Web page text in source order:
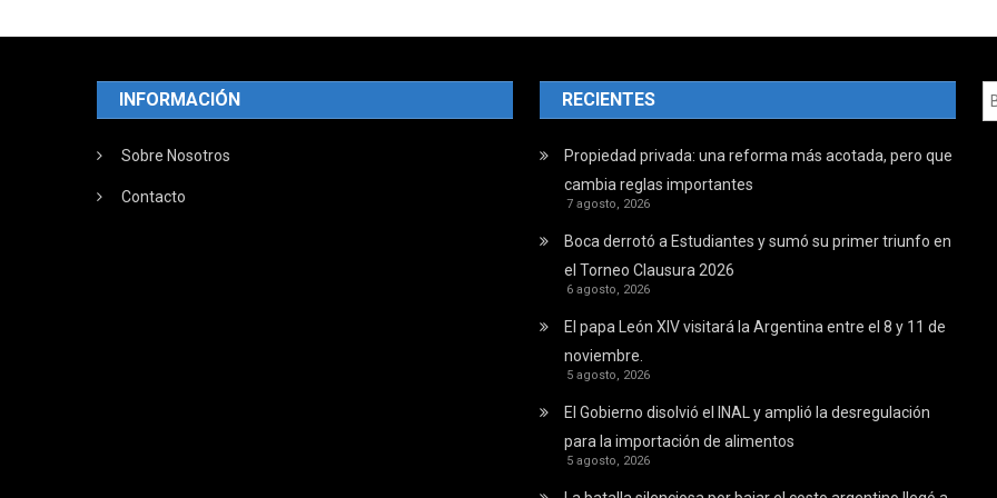
INFORMACIÓN
Sobre Nosotros
Contacto
RECIENTES
Propiedad privada: una reforma más acotada, pero que
cambia reglas importantes
7 agosto, 2026
Boca derrotó a Estudiantes y sumó su primer triunfo en
el Torneo Clausura 2026
6 agosto, 2026
El papa León XIV visitará la Argentina entre el 8 y 11 de
noviembre.
5 agosto, 2026
El Gobierno disolvió el INAL y amplió la desregulación
para la importación de alimentos
5 agosto, 2026